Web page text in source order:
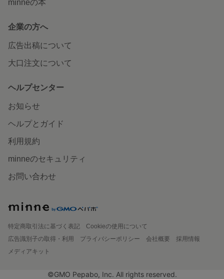
minneの本
企業の方へ
広告出稿について
大口注文について
ヘルプセンター
お知らせ
ヘルプとガイド
利用規約
minneのセキュリティ
お問い合わせ
特定商取引法に基づく表記
Cookieの使用について
広告識別子の取得・利用
プライバシーポリシー 会社概要
採用情報
メディアキット
©GMO Pepabo, Inc. All rights reserved.